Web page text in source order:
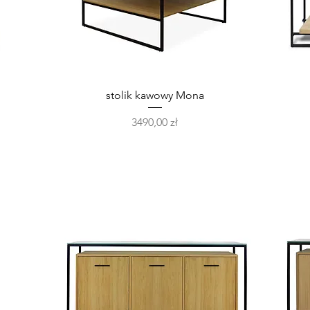
Podgląd
stolik kawowy Mona
Cena
3490,00 zł